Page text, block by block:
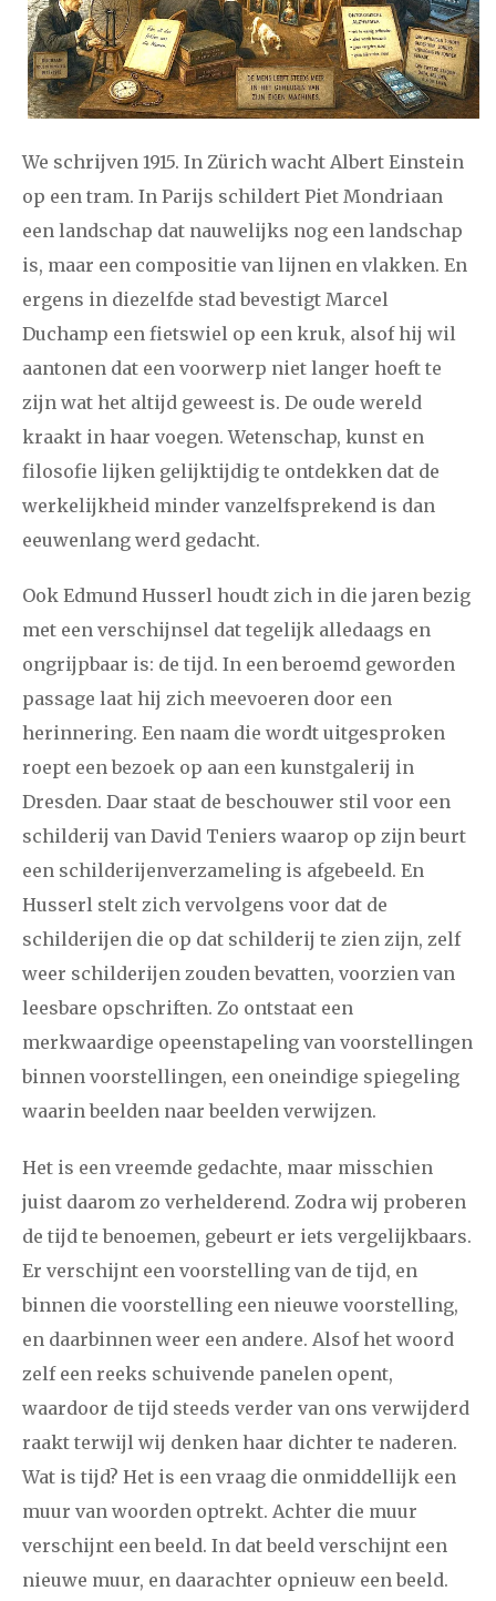
2024 augustus september oktober november
december
december
2022
januari februari maart april mei juni
augustus september oktober november
2021
februari mei
augustus september oktober november
december
2020 augustus september oktober november
december
januari februari maart april mei juni juli
december
2018
januari februari maart april mei juni juli
augustus september oktober november
februari maart mei juni juli
2016
februari maart juni juli
augustus september oktober november
december
januari februari maart april mei juni juli
augustus september
december
februari maart juli
We schrijven 1915. In Zürich wacht Albert Einstein
op een tram. In Parijs schildert Piet Mondriaan
een landschap dat nauwelijks nog een landschap
is, maar een compositie van lijnen en vlakken. En
ergens in diezelfde stad bevestigt Marcel
Duchamp een fietswiel op een kruk, alsof hij wil
aantonen dat een voorwerp niet langer hoeft te
zijn wat het altijd geweest is. De oude wereld
kraakt in haar voegen. Wetenschap, kunst en
filosofie lijken gelijktijdig te ontdekken dat de
werkelijkheid minder vanzelfsprekend is dan
eeuwenlang werd gedacht.
Ook Edmund Husserl houdt zich in die jaren bezig
met een verschijnsel dat tegelijk alledaags en
ongrijpbaar is: de tijd. In een beroemd geworden
passage laat hij zich meevoeren door een
herinnering. Een naam die wordt uitgesproken
roept een bezoek op aan een kunstgalerij in
Dresden. Daar staat de beschouwer stil voor een
schilderij van David Teniers waarop op zijn beurt
een schilderijenverzameling is afgebeeld. En
Husserl stelt zich vervolgens voor dat de
schilderijen die op dat schilderij te zien zijn, zelf
weer schilderijen zouden bevatten, voorzien van
leesbare opschriften. Zo ontstaat een
merkwaardige opeenstapeling van voorstellingen
binnen voorstellingen, een oneindige spiegeling
waarin beelden naar beelden verwijzen.
Het is een vreemde gedachte, maar misschien
juist daarom zo verhelderend. Zodra wij proberen
de tijd te benoemen, gebeurt er iets vergelijkbaars.
Er verschijnt een voorstelling van de tijd, en
binnen die voorstelling een nieuwe voorstelling,
en daarbinnen weer een andere. Alsof het woord
zelf een reeks schuivende panelen opent,
waardoor de tijd steeds verder van ons verwijderd
raakt terwijl wij denken haar dichter te naderen.
Wat is tijd? Het is een vraag die onmiddellijk een
muur van woorden optrekt. Achter die muur
verschijnt een beeld. In dat beeld verschijnt een
nieuwe muur, en daarachter opnieuw een beeld.